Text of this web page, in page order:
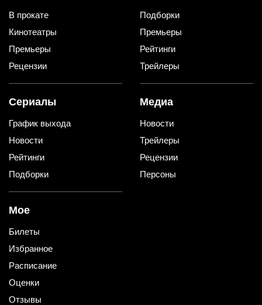
В прокате
Кинотеатры
Премьеры
Рецензии
Подборки
Премьеры
Рейтинги
Трейлеры
Сериалы
График выхода
Новости
Рейтинги
Подборки
Медиа
Новости
Трейлеры
Рецензии
Персоны
Мое
Билеты
Избранное
Расписание
Оценки
Отзывы